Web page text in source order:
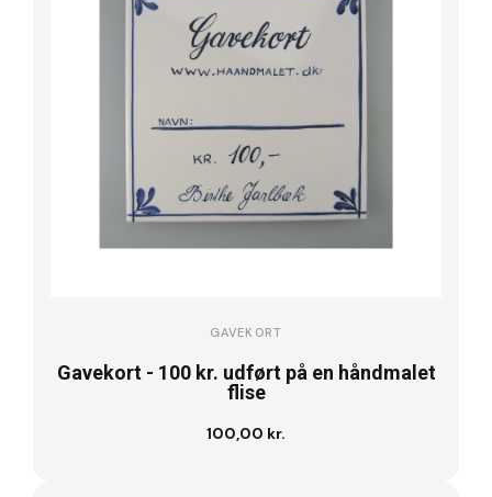
GAVEKORT
Gavekort - 100 kr. udført på en håndmalet
flise
100,00 kr.
Læg i kurv